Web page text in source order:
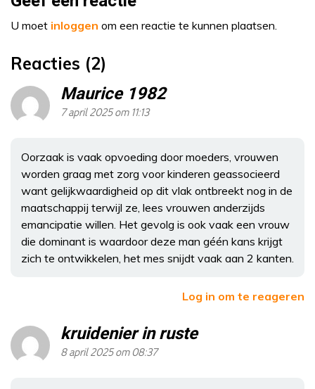
U moet inloggen om een reactie te kunnen plaatsen.
Reacties (2)
Maurice 1982
7 april 2025 om 11:13
Oorzaak is vaak opvoeding door moeders, vrouwen
worden graag met zorg voor kinderen geassocieerd
want gelijkwaardigheid op dit vlak ontbreekt nog in de
maatschappij terwijl ze, lees vrouwen anderzijds
emancipatie willen. Het gevolg is ook vaak een vrouw
die dominant is waardoor deze man géén kans krijgt
zich te ontwikkelen, het mes snijdt vaak aan 2 kanten.
Log in om te reageren
kruidenier in ruste
8 april 2025 om 08:37